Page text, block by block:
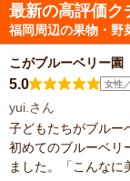
最新の高評価ク
福岡周辺の果物・野
こがブルーベリー園
5.0 女性
yui.さん
子どもたちがブルー
初めてのブルーベリ
ました。「こんな